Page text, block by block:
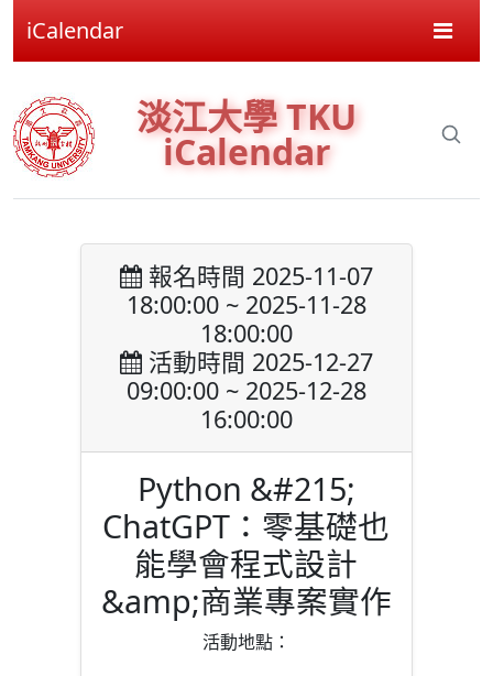
iCalendar
淡江大學 TKU
iCalendar
報名時間 2025-11-07
18:00:00 ~ 2025-11-28
18:00:00
活動時間 2025-12-27
09:00:00 ~ 2025-12-28
16:00:00
Python &#215;
ChatGPT：零基礎也
能學會程式設計
&amp;商業專案實作
活動地點：